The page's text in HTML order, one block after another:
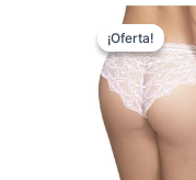
¡Oferta!
¡Oferta!
El
precio
original
era: